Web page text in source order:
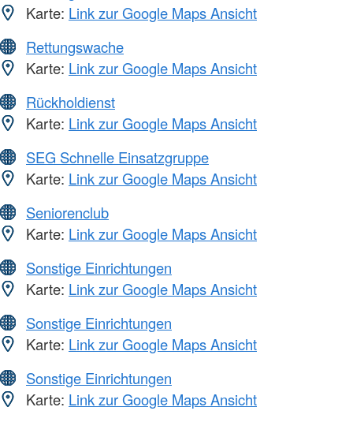
Karte: Link zur Google Maps Ansicht
Rettungswache
Karte: Link zur Google Maps Ansicht
Rückholdienst
Karte: Link zur Google Maps Ansicht
SEG Schnelle Einsatzgruppe
Karte: Link zur Google Maps Ansicht
Seniorenclub
Karte: Link zur Google Maps Ansicht
Sonstige Einrichtungen
Karte: Link zur Google Maps Ansicht
Sonstige Einrichtungen
Karte: Link zur Google Maps Ansicht
Sonstige Einrichtungen
Karte: Link zur Google Maps Ansicht